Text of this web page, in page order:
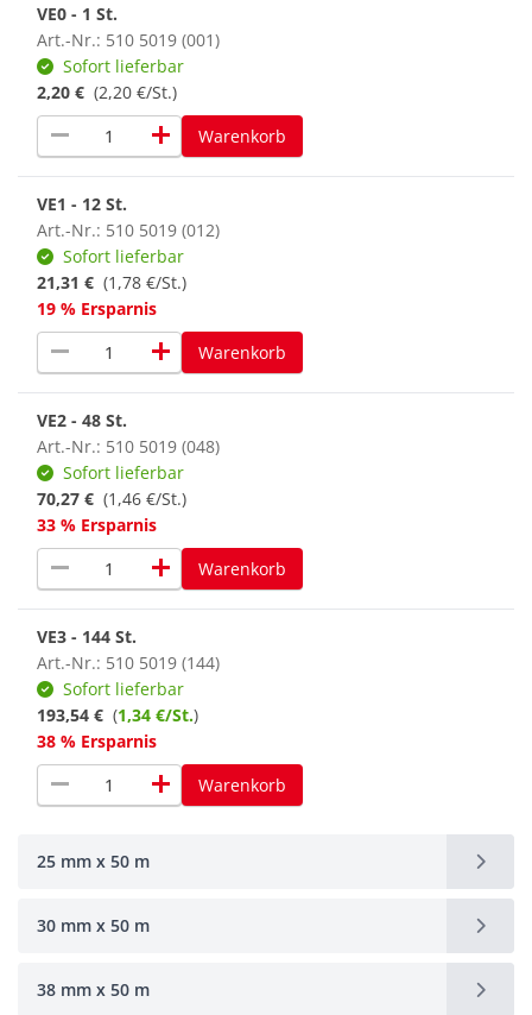
VE0 - 1 St.
Art.-Nr.: 510 5019 (001)
Sofort lieferbar
2,20 € (2,20 €/St.)
remove add Warenkorb
VE1 - 12 St.
Art.-Nr.: 510 5019 (012)
Sofort lieferbar
21,31 € (1,78 €/St.)
19 % Ersparnis
remove add Warenkorb
VE2 - 48 St.
Art.-Nr.: 510 5019 (048)
Sofort lieferbar
70,27 € (1,46 €/St.)
33 % Ersparnis
remove add Warenkorb
VE3 - 144 St.
Art.-Nr.: 510 5019 (144)
Sofort lieferbar
193,54 € (1,34 €/St.)
38 % Ersparnis
remove add Warenkorb
25 mm x 50 m
30 mm x 50 m
38 mm x 50 m